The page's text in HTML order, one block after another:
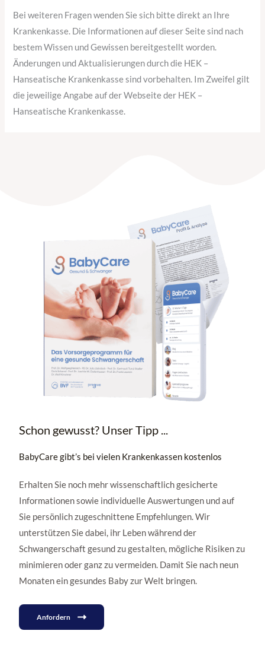
Bei weiteren Fragen wenden Sie sich bitte direkt an Ihre
Krankenkasse. Die Informationen auf dieser Seite sind nach
bestem Wissen und Gewissen bereitgestellt worden.
Änderungen und Aktualisierungen durch die HEK –
Hanseatische Krankenkasse sind vorbehalten. Im Zweifel gilt
die jeweilige Angabe auf der Webseite der HEK –
Hanseatische Krankenkasse.
Schon gewusst? Unser Tipp ...
BabyCare gibt’s bei vielen Krankenkassen kostenlos
Erhalten Sie noch mehr wissenschaftlich gesicherte
Informationen sowie individuelle Auswertungen und auf
Sie persönlich zugeschnittene Empfehlungen. Wir
unterstützen Sie dabei, ihr Leben während der
Schwangerschaft gesund zu gestalten, mögliche Risiken zu
minimieren oder ganz zu vermeiden. Damit Sie nach neun
Monaten ein gesundes Baby zur Welt bringen.
Anfordern